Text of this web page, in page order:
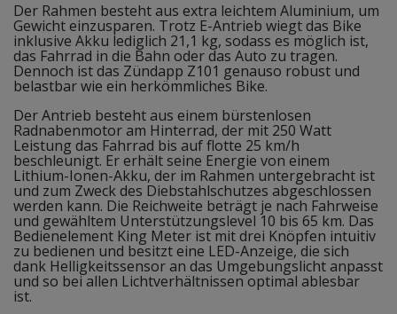
Der Rahmen besteht aus extra leichtem Aluminium, um
Gewicht einzusparen. Trotz E-Antrieb wiegt das Bike
inklusive Akku lediglich 21,1 kg, sodass es möglich ist,
das Fahrrad in die Bahn oder das Auto zu tragen.
Dennoch ist das Zündapp Z101 genauso robust und
belastbar wie ein herkömmliches Bike.
Der Antrieb besteht aus einem bürstenlosen
Radnabenmotor am Hinterrad, der mit 250 Watt
Leistung das Fahrrad bis auf flotte 25 km/h
beschleunigt. Er erhält seine Energie von einem
Lithium-Ionen-Akku, der im Rahmen untergebracht ist
und zum Zweck des Diebstahlschutzes abgeschlossen
werden kann. Die Reichweite beträgt je nach Fahrweise
und gewähltem Unterstützungslevel 10 bis 65 km. Das
Bedienelement King Meter ist mit drei Knöpfen intuitiv
zu bedienen und besitzt eine LED-Anzeige, die sich
dank Helligkeitssensor an das Umgebungslicht anpasst
und so bei allen Lichtverhältnissen optimal ablesbar
ist.